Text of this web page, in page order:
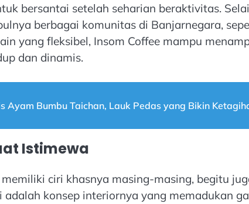
bersantai setelah seharian beraktivitas.
berbagai komunitas di Banjarnegara,
yang fleksibel, Insom Coffee mampu
dan dinamis.
Ayam Bumbu Taichan, Lauk Pedas yang Bikin
Istimewa
ciri khasnya masing-masing, begitu
konsep interiornya yang memadukan